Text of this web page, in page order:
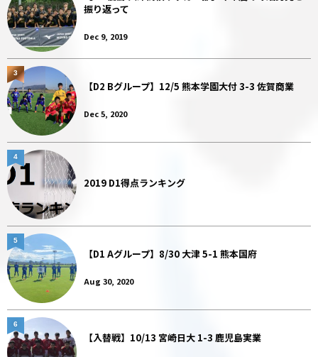
振り返って
Dec 9, 2019
【D2 Bグループ】12/5 熊本学園大付 3-3 佐賀商業
Dec 5, 2020
3
2019 D1得点ランキング
4
【D1 Aグループ】8/30 大津 5-1 熊本国府
Aug 30, 2020
5
【入替戦】10/13 宮崎日大 1-3 鹿児島実業
6